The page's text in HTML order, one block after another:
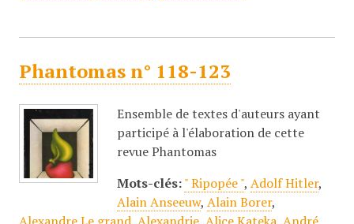
Phantomas n° 118-123
Ensemble de textes d'auteurs ayant
participé à l'élaboration de cette
revue Phantomas
Mots-clés: " Ripopée ", Adolf Hitler,
Alain Anseeuw, Alain Borer,